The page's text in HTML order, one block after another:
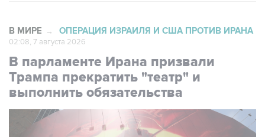
В МИРЕ → ОПЕРАЦИЯ ИЗРАИЛЯ И США ПРОТИВ ИРАНА
02:08, 7 августа 2026
В парламенте Ирана призвали
Трампа прекратить "театр" и
выполнить обязательства